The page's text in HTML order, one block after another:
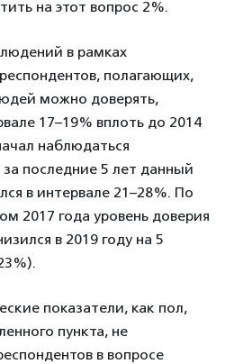
на этот вопрос 2%.
в рамках
полагающих,
можно доверять,
17–19% вплоть до 2014
наблюдаться
последние 5 лет данный
в интервале 21–28%. По
2017 года уровень доверия
в 2019 году на 5
показатели, как пол,
пункта, не
в вопросе